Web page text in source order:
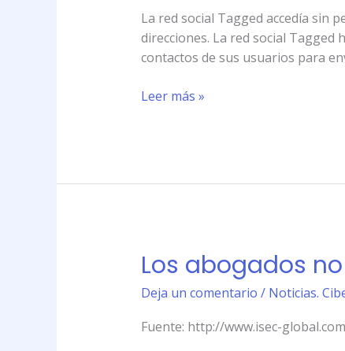
La red social Tagged accedía sin
direcciones. La red social Tagged
contactos de sus usuarios para
red
social
Tagged
robar
Leer más »
Los abogados
Deja un comentario / Noticias.
Fuente: http://www.isec-
Los
no
saben